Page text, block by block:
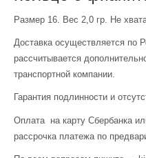
Размер 16. Вес 2,0 гр. Не
Доставка осуществляется по
рассчитывается
транспортной компании.
Гарантия подлинности и
Оплата на карту Сбербанка
рассрочка платежа по